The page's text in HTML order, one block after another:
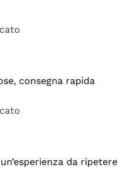
consegna rapida
da ripetere